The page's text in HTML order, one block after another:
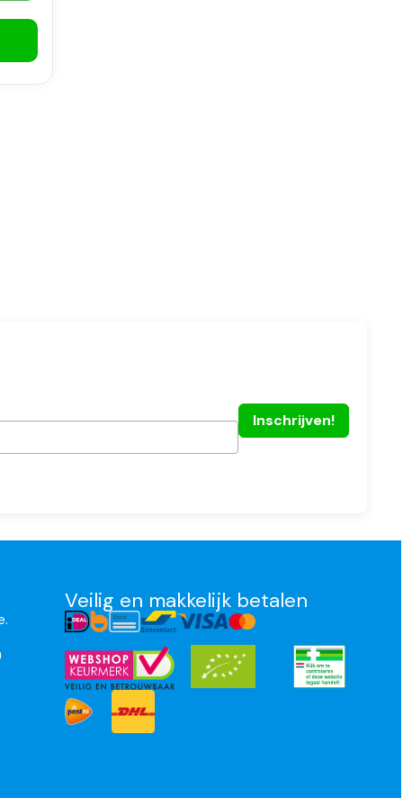
Veilig en makkelijk betalen